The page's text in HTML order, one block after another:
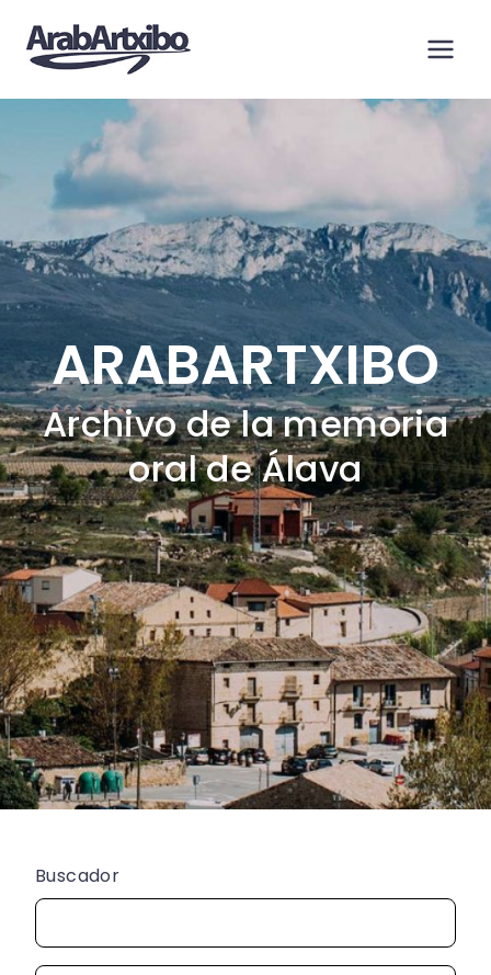
contenido
ARABARTXIBO
Archivo de la memoria
oral de Álava
Buscador